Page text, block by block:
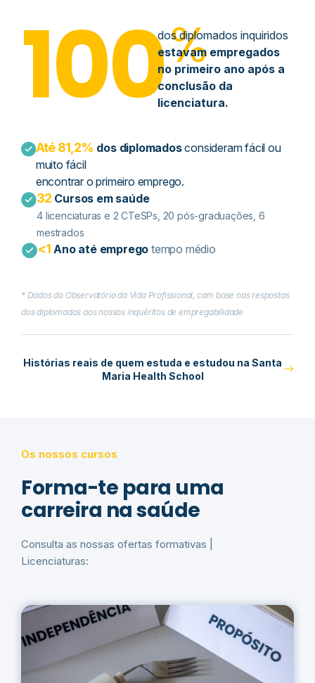
100%
dos diplomados inquiridos
estavam empregados
no primeiro ano após a
conclusão da
licenciatura.
Até 81,2% dos diplomadosconsideram fácil ou
muito fácil
encontrar o primeiro emprego.
32 Cursos em saúde
4 licenciaturas e 2 CTeSPs​, 20 pós-graduações, 6
mestrados
<1 Ano até empregotempo médio
* Dados do Observatório da Vida Profissional, com base nas respostas
dos diplomados aos nossos inquéritos de empregabilidade
Histórias reais de quem estuda e estudou na Santa
Maria Health School
Os nossos cursos
Forma-te para uma
carreira na saúde
Consulta as nossas ofertas formativas |
Licenciaturas: